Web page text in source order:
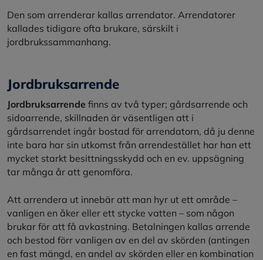
Den som arrenderar kallas arrendator. Arrendatorer
kallades tidigare ofta brukare, särskilt i
jordbrukssammanhang.
Jordbruksarrende
Jordbruksarrende finns av två typer; gårdsarrende och
sidoarrende, skillnaden är väsentligen att i
gårdsarrendet ingår bostad för arrendatorn, då ju denne
inte bara har sin utkomst från arrendestället har han ett
mycket starkt besittningsskydd och en ev. uppsägning
tar många år att genomföra.
Att arrendera ut innebär att man hyr ut ett område –
vanligen en åker eller ett stycke vatten – som någon
brukar för att få avkastning. Betalningen kallas arrende
och bestod förr vanligen av en del av skörden (antingen
en fast mängd, en andel av skörden eller en kombination